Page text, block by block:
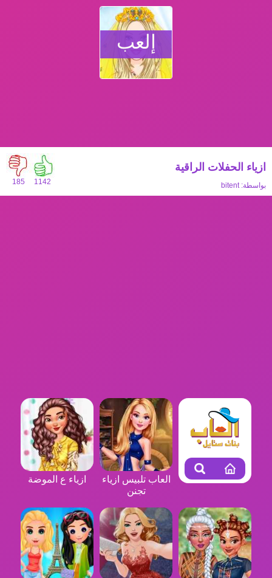
إلعب
185 1142
ازياء الحفلات الراقية
بواسطة:bitent
العاب تلبيس ازياء
تجنن
ازياء ع الموضة